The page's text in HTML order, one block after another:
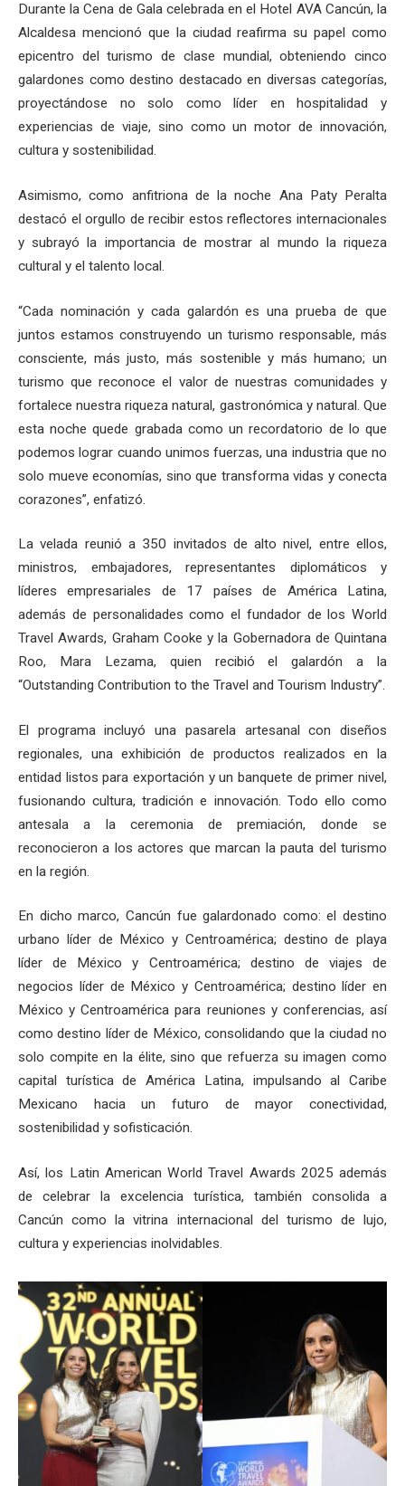
Durante la Cena de Gala celebrada en el Hotel AVA Cancún, la
Alcaldesa mencionó que la ciudad reafirma su papel como
epicentro del turismo de clase mundial, obteniendo cinco
galardones como destino destacado en diversas categorías,
proyectándose no solo como líder en hospitalidad y
experiencias de viaje, sino como un motor de innovación,
cultura y sostenibilidad.
Asimismo, como anfitriona de la noche Ana Paty Peralta
destacó el orgullo de recibir estos reflectores internacionales
y subrayó la importancia de mostrar al mundo la riqueza
cultural y el talento local.
“Cada nominación y cada galardón es una prueba de que
juntos estamos construyendo un turismo responsable, más
consciente, más justo, más sostenible y más humano; un
turismo que reconoce el valor de nuestras comunidades y
fortalece nuestra riqueza natural, gastronómica y natural. Que
esta noche quede grabada como un recordatorio de lo que
podemos lograr cuando unimos fuerzas, una industria que no
solo mueve economías, sino que transforma vidas y conecta
corazones”, enfatizó.
La velada reunió a 350 invitados de alto nivel, entre ellos,
ministros, embajadores, representantes diplomáticos y
líderes empresariales de 17 países de América Latina,
además de personalidades como el fundador de los World
Travel Awards, Graham Cooke y la Gobernadora de Quintana
Roo, Mara Lezama, quien recibió el galardón a la
“Outstanding Contribution to the Travel and Tourism Industry”.
El programa incluyó una pasarela artesanal con diseños
regionales, una exhibición de productos realizados en la
entidad listos para exportación y un banquete de primer nivel,
fusionando cultura, tradición e innovación. Todo ello como
antesala a la ceremonia de premiación, donde se
reconocieron a los actores que marcan la pauta del turismo
en la región.
En dicho marco, Cancún fue galardonado como: el destino
urbano líder de México y Centroamérica; destino de playa
líder de México y Centroamérica; destino de viajes de
negocios líder de México y Centroamérica; destino líder en
México y Centroamérica para reuniones y conferencias, así
como destino líder de México, consolidando que la ciudad no
solo compite en la élite, sino que refuerza su imagen como
capital turística de América Latina, impulsando al Caribe
Mexicano hacia un futuro de mayor conectividad,
sostenibilidad y sofisticación.
Así, los Latin American World Travel Awards 2025 además
de celebrar la excelencia turística, también consolida a
Cancún como la vitrina internacional del turismo de lujo,
cultura y experiencias inolvidables.